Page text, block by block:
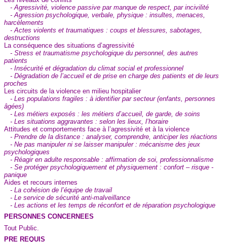
- Agressivité, violence passive par manque de respect, par incivilité
- Agression psychologique, verbale, physique : insultes, menaces,
harcèlements
- Actes violents et traumatiques : coups et blessures, sabotages,
destructions
La conséquence des situations d’agressivité
- Stress et traumatisme psychologique du personnel, des autres
patients
- Insécurité et dégradation du climat social et professionnel
- Dégradation de l’accueil et de prise en charge des patients et de leurs
proches
Les circuits de la violence en milieu hospitalier
- Les populations fragiles : à identifier par secteur (enfants, personnes
âgées)
- Les métiers exposés : les métiers d’accueil, de garde, de soins
- Les situations aggravantes : selon les lieux, l’horaire
Attitudes et comportements face à l’agressivité et à la violence
- Prendre de la distance : analyser, comprendre, anticiper les réactions
- Ne pas manipuler ni se laisser manipuler : mécanisme des jeux
psychologiques
- Réagir en adulte responsable : affirmation de soi, professionnalisme
- Se protéger psychologiquement et physiquement : confort – risque -
panique
Aides et recours internes
- La cohésion de l’équipe de travail
- Le service de sécurité anti-malveillance
- Les actions et les temps de réconfort et de réparation psychologique
PERSONNES CONCERNEES
Tout Public.
PRE REQUIS